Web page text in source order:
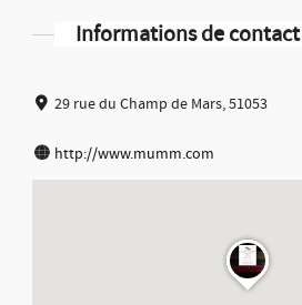
Informations de contact
29 rue du Champ de Mars, 51053
http://www.mumm.com